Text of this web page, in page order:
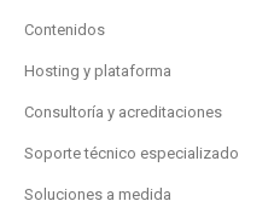
Contenidos
Hosting y plataforma
Consultoría y acreditaciones
Soporte técnico especializado
Soluciones a medida